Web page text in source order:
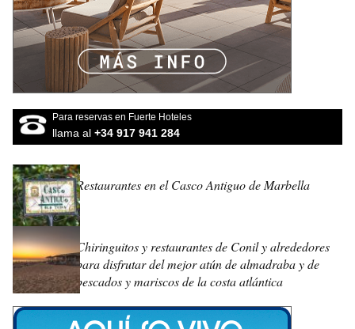
Para reservas en Fuerte Hoteles
llama al +34 917 941 284
Restaurantes en el Casco Antiguo de Marbella
Chiringuitos y restaurantes de Conil y alrededores
para disfrutar del mejor atún de almadraba y de
pescados y mariscos de la costa atlántica